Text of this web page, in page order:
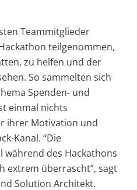
Teammitglieder
teilgenommen,
zu helfen und der
So sammelten sich
Spenden- und
einmal nichts
ihrer Motivation und
Kanal. “Die
des Hackathons
extrem überrascht”, sagt
Solution Architekt.